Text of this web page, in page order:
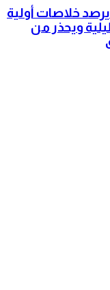
خلاصات أولية
ويحذر من